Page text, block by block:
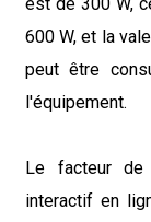
600 W, et la
peut être
l'équipement.
Le facteur de
interactif en